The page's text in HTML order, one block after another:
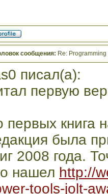
сообщения: Re:
писал(а):
первую
первых книга
была
2008 года.
нашел http://
tools-jolt-